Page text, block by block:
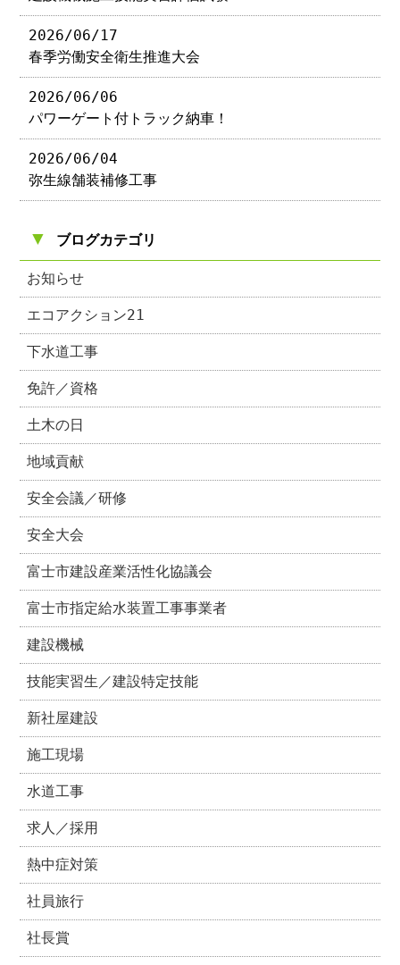
2026/06/17
春季労働安全衛生推進大会
2026/06/06
パワーゲート付トラック納車！
2026/06/04
弥生線舗装補修工事
▼ ブログカテゴリ
お知らせ
エコアクション21
下水道工事
免許／資格
土木の日
地域貢献
安全会議／研修
安全大会
富士市建設産業活性化協議会
富士市指定給水装置工事事業者
建設機械
技能実習生／建設特定技能
新社屋建設
施工現場
水道工事
求人／採用
熱中症対策
社員旅行
社長賞